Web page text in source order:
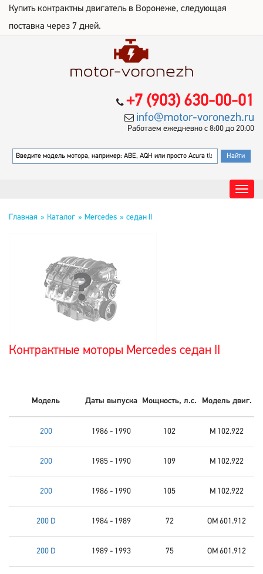
Купить контрактны двигатель в Воронеже, следующая
поставка через 7 дней.
+7 (903) 630-00-01
info@motor-voronezh.ru
Работаем ежедневно с 8:00 до 20:00
Главная Каталог Mercedes седан II
Контрактные моторы Mercedes седан II
Модель Даты выпуска Мощность, л.с. Модель двиг.
200 1986 - 1990 102 M 102.922
200 1985 - 1990 109 M 102.922
200 1986 - 1990 105 M 102.922
200 D 1984 - 1989 72 OM 601.912
200 D 1989 - 1993 75 OM 601.912